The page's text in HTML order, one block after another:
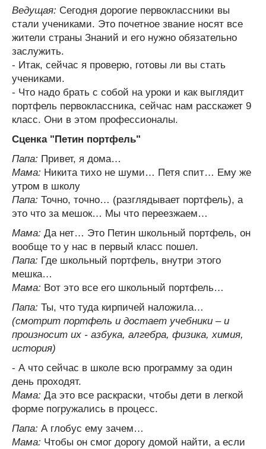
Ведущая: Сегодня дорогие первоклассники вы
стали учениками. Это почетное звание носят все
жители страны Знаний и его нужно обязательно
заслужить.
- Итак, сейчас я проверю, готовы ли вы стать
учениками.
- Что надо брать с собой на уроки и как выглядит
портфель первоклассника, сейчас нам расскажет 9
класс. Они в этом профессионалы.
Сценка "Петин портфель"
Папа: Привет, я дома…
Мама: Никита тихо не шуми… Петя спит… Ему же
утром в школу
Папа: Точно, точно… (разглядывает портфель), а
это что за мешок… Мы что переезжаем…
Мама: Да нет… Это Петин школьный портфель, он
вообще то у нас в первый класс пошел.
Папа: Где школьный портфель, внутри этого
мешка…
Мама: Вот это все его школьный портфель…
Папа: Ты, что туда кирпичей наложила…
(смотрит портфель и достает учебники – и
произносит их - азбука, алгебра, физика, химия,
история)
- А что сейчас в школе всю программу за один
день проходят.
Мама: Да это все раскраски, чтобы дети в легкой
форме погружались в процесс.
Папа: А глобус ему зачем…
Мама: Чтобы он смог дорогу домой найти, а если